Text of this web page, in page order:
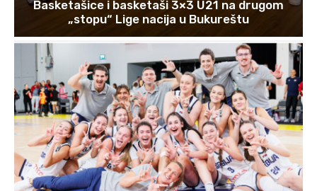
Basketašice i basketaši 3×3 U21 na drugom
„stopu“ Lige nacija u Bukureštu